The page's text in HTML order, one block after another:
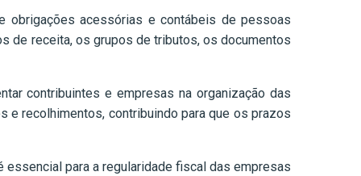
obrigações acessórias e contábeis de pessoas
de receita, os grupos de tributos, os documentos
contribuintes e empresas na organização das
e recolhimentos, contribuindo para que os prazos
essencial para a regularidade fiscal das empresas